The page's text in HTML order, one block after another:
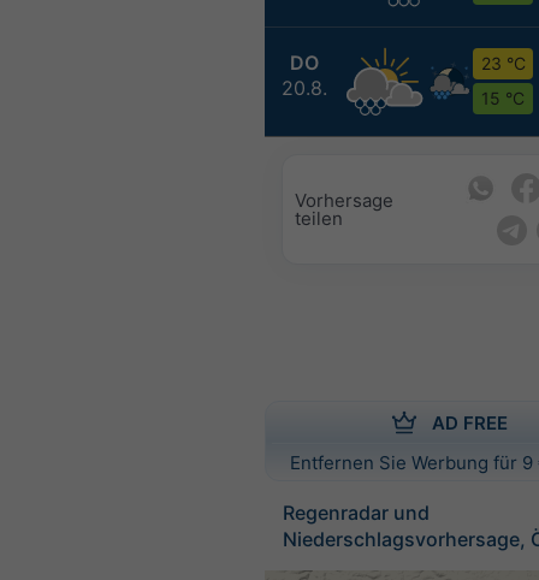
DO
20.8.
23 °C
15 °C
Vorhersage
teilen
AD FREE
Entfernen Sie Werbung für
Regenradar und
Niederschlagsvorhersage,